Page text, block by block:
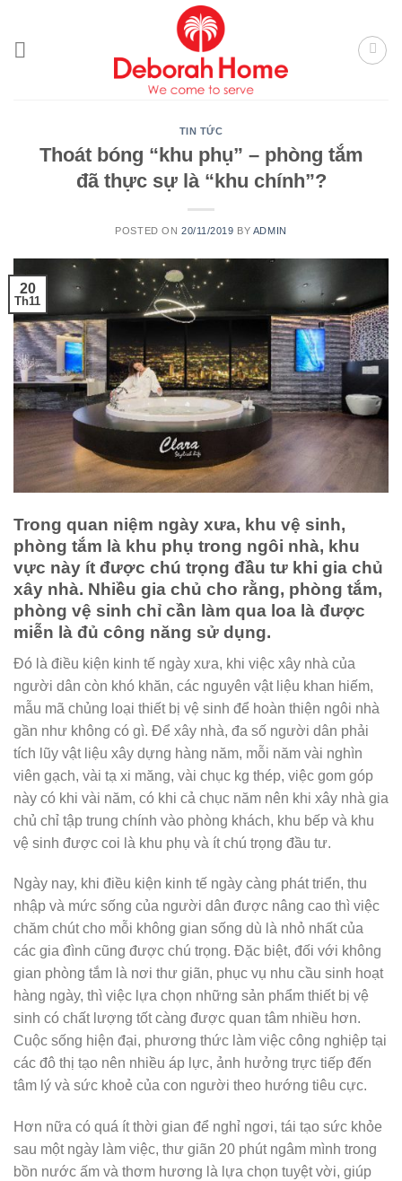
content
TIN TỨC
Thoát bóng “khu phụ” – phòng tắm
đã thực sự là “khu chính”?
POSTED ON 20/11/2019 BY ADMIN
20
Th11
Trong quan niệm ngày xưa, khu vệ sinh,
phòng tắm là khu phụ trong ngôi nhà, khu
vực này ít được chú trọng đầu tư khi gia chủ
xây nhà. Nhiều gia chủ cho rằng, phòng tắm,
phòng vệ sinh chỉ cần làm qua loa là được
miễn là đủ công năng sử dụng.
Đó là điều kiện kinh tế ngày xưa, khi việc xây nhà của
người dân còn khó khăn, các nguyên vật liệu khan hiếm,
mẫu mã chủng loại thiết bị vệ sinh để hoàn thiện ngôi nhà
gần như không có gì. Để xây nhà, đa số người dân phải
tích lũy vật liệu xây dựng hàng năm, mỗi năm vài nghìn
viên gạch, vài tạ xi măng, vài chục kg thép, việc gom góp
này có khi vài năm, có khi cả chục năm nên khi xây nhà gia
chủ chỉ tập trung chính vào phòng khách, khu bếp và khu
vệ sinh được coi là khu phụ và ít chú trọng đầu tư.
Ngày nay, khi điều kiện kinh tế ngày càng phát triển, thu
nhập và mức sống của người dân được nâng cao thì việc
chăm chút cho mỗi không gian sống dù là nhỏ nhất của
các gia đình cũng được chú trọng. Đặc biệt, đối với không
gian phòng tắm là nơi thư giãn, phục vụ nhu cầu sinh hoạt
hàng ngày, thì việc lựa chọn những sản phẩm thiết bị vệ
sinh có chất lượng tốt càng được quan tâm nhiều hơn.
Cuộc sống hiện đại, phương thức làm việc công nghiệp tại
các đô thị tạo nên nhiều áp lực, ảnh hưởng trực tiếp đến
tâm lý và sức khoẻ của con người theo hướng tiêu cực.
Hơn nữa có quá ít thời gian để nghỉ ngơi, tái tạo sức khỏe
sau một ngày làm việc, thư giãn 20 phút ngâm mình trong
bồn nước ấm và thơm hương là lựa chọn tuyệt vời, giúp